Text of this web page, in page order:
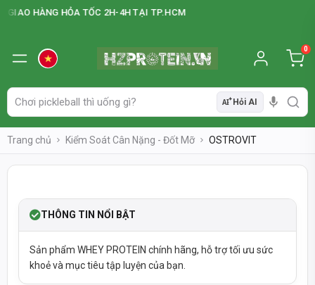
HÀNG HỎA TỐC 2H-4H TẠI TP.HCM
AI Hỏi AI
0
Trang chủ Kiểm Soát Cân Nặng - Đốt Mỡ OSTROVIT
THÔNG TIN NỔI BẬT
Sản phẩm WHEY PROTEIN chính hãng, hỗ trợ tối ưu sức
khoẻ và mục tiêu tập luyện của bạn.